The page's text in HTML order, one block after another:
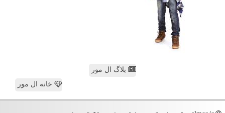
بلاگ ال مور
خانه ال مور